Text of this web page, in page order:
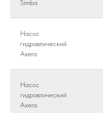
Simba
Насос
гидравлический
Axera
Насос
гидравлический
Axera